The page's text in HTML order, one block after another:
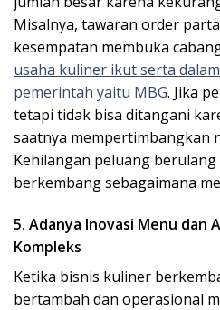
Misalnya, tawaran order
kesempatan membuka
usaha kuliner ikut serta
pemerintah yaitu MBG. Jika
tetapi tidak bisa ditangani
saatnya mempertimbangkan
Kehilangan peluang
berkembang sebagaimana
5. Adanya Inovasi Menu dan
Kompleks
Ketika bisnis kuliner
bertambah dan operasional